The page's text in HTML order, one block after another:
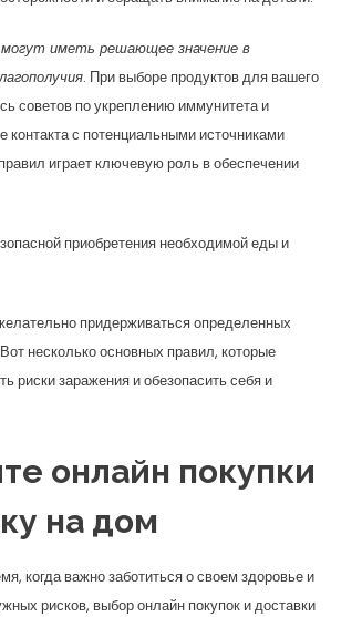
иметь решающее значение в
. При выборе продуктов для вашего
советов по укреплению иммунитета и
контакта с потенциальными источниками
играет ключевую роль в обеспечении
приобретения необходимой еды и
придерживаться определенных
несколько основных правил, которые
риски заражения и обезопасить себя и
онлайн покупки
на дом
когда важно заботиться о своем здоровье и
рисков, выбор онлайн покупок и доставки